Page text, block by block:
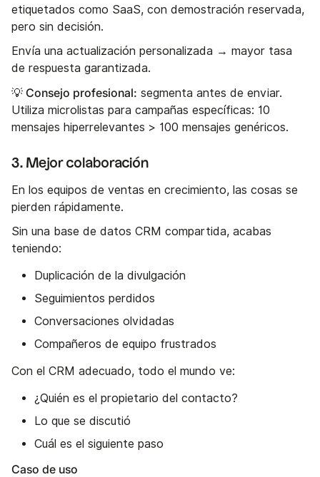
etiquetados como SaaS, con demostración reservada,
pero sin decisión.
Envía una actualización personalizada → mayor tasa
de respuesta garantizada.
💡 Consejo profesional: segmenta antes de enviar.
Utiliza microlistas para campañas específicas: 10
mensajes hiperrelevantes > 100 mensajes genéricos.
3. Mejor colaboración
En los equipos de ventas en crecimiento, las cosas se
pierden rápidamente.
Sin una base de datos CRM compartida, acabas
teniendo:
Duplicación de la divulgación
Seguimientos perdidos
Conversaciones olvidadas
Compañeros de equipo frustrados
Con el CRM adecuado, todo el mundo ve:
¿Quién es el propietario del contacto?
Lo que se discutió
Cuál es el siguiente paso
Caso de uso